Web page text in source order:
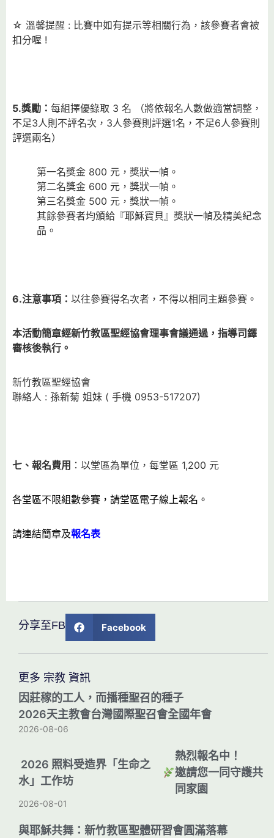
☆ 溫馨提醒 : 比賽中如有提示等相關行為，該參賽者會被
扣分喔 !
5.獎勵： 每組擇優錄取 3 名 （將依報名人數做適當調整，
不足3人則不評名次，3人參賽則評選1名，不足6人參賽則
評選兩名）
第一名獎金 800 元，獎狀一幀。
第二名獎金 600 元，獎狀一幀。
第三名獎金 500 元，獎狀一幀。
其餘參賽者均頒給『耶穌寶貝』獎狀一幀及精美紀念
品。
6.注意事項： 以往參賽得名次者，不得以相同主題參賽。
本活動簡章經新竹教區聖經協會理事會議通過，指導司鐸
審核後執行。
新竹教區聖經協會
聯絡人 : 孫新菊 姐妹 ( 手機 0953-517207)
七、報名費用 ：以堂區為單位，每堂區 1,200 元
各堂區不限組數參賽，請堂區電子線上報名。
請連結簡章及報名表
分享至FB Facebook
更多 宗教 資訊
因莊稼的工人，而播種聖召的種子
2026天主教會台灣國際聖召會全國年會
2026-08-06
2026 照料受造界「生命之
水」工作坊
熱烈報名中！
邀請您一同守護共
同家園
2026-08-01
與耶穌共舞：新竹教區聖體研習會圓滿落幕